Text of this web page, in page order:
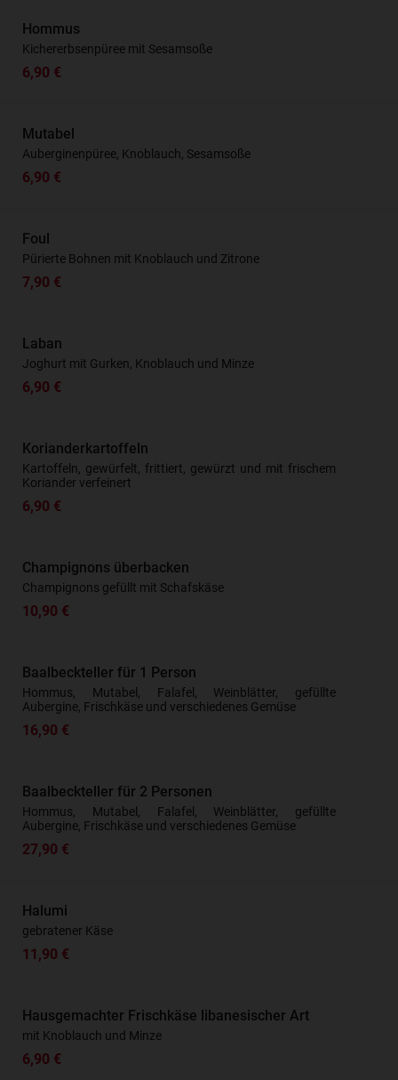
Hommus
Kichererbsenpüree mit Sesamsoße
6,90 €
Mutabel
Auberginenpüree, Knoblauch, Sesamsoße
6,90 €
Foul
Pürierte Bohnen mit Knoblauch und Zitrone
7,90 €
Laban
Joghurt mit Gurken, Knoblauch und Minze
6,90 €
Korianderkartoffeln
Kartoffeln, gewürfelt, frittiert, gewürzt und mit frischem
Koriander verfeinert
6,90 €
Champignons überbacken
Champignons gefüllt mit Schafskäse
10,90 €
Baalbeckteller für 1 Person
Hommus, Mutabel, Falafel, Weinblätter, gefüllte
Aubergine, Frischkäse und verschiedenes Gemüse
16,90 €
Baalbeckteller für 2 Personen
Hommus, Mutabel, Falafel, Weinblätter, gefüllte
Aubergine, Frischkäse und verschiedenes Gemüse
27,90 €
Halumi
gebratener Käse
11,90 €
Hausgemachter Frischkäse libanesischer Art
mit Knoblauch und Minze
6,90 €